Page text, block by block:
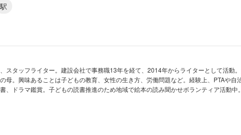
うとまでは思いませんが、相手が拡散される？とビビった
。そうした行動が相手を逆上させてしまう可能性もあり、対
駅
スタッフライター。建設会社で事務職13年を経て、2014年からライターとして活動
母。興味あることは子どもの教育、女性の生き方、労働問題など。経験上、PTAや自
、ドラマ鑑賞。子どもの読書推進のため地域で絵本の読み聞かせボランティア活動中。